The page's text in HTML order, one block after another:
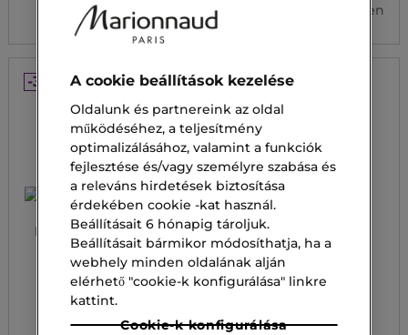
2 kiszerelésben
3 kiszerelésben
-30% -30%
A cookie beállítások kezelése
Oldalunk és partnereink az oldal
működéséhez, a teljesítmény
optimalizálásához, valamint a funkciók
fejlesztése és/vagy személyre szabása és
a releváns hirdetések biztosítása
érdekében cookie -kat használ.
Beállításait 6 hónapig tároljuk.
Beállításait bármikor módosíthatja, ha a
webhely minden oldalának alján
elérhető "cookie-k konfigurálása" linkre
kattint.
Cookie-k konfigurálása